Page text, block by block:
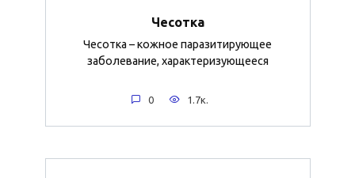
Чесотка
Чесотка – кожное паразитирующее
заболевание, характеризующееся
0 1.7к.